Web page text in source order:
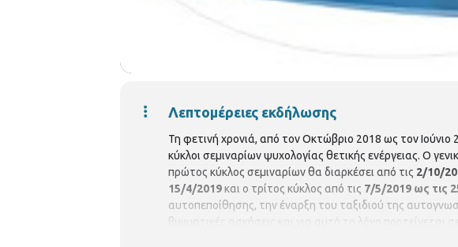
Λεπτομέρειες εκδήλωσης
Τη φετινή χρονιά, από τον Οκτώβριο 2018 ως τον
κύκλοι σεμιναρίων ψυχολογίας θετικής ενέργειας. Ο
πρώτος κύκλος σεμιναρίων θα διαρκέσει από τις 2/10/
15/4/2019και ο τρίτος κύκλος από τις 7/5/2019 ως τις
αυτοπεποίθησης, την έναρξη του ταξιδιού της
βιωματικές ασκήσεις και για αυτό το λόγο